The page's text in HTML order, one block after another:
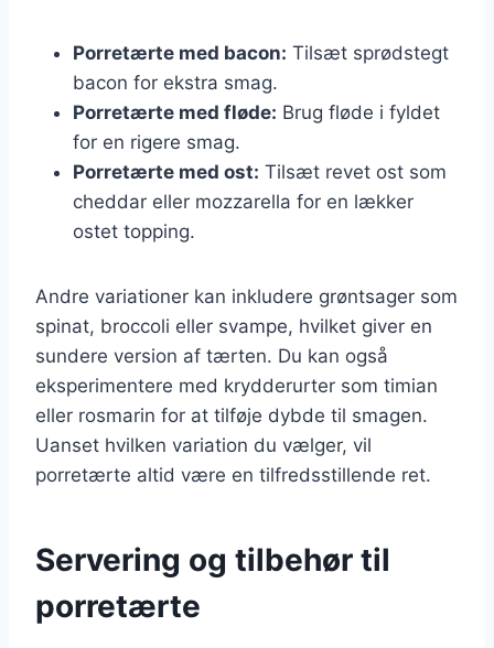
Porretærte med bacon: Tilsæt sprødstegt
bacon for ekstra smag.
Porretærte med fløde: Brug fløde i fyldet
for en rigere smag.
Porretærte med ost: Tilsæt revet ost som
cheddar eller mozzarella for en lækker
ostet topping.
Andre variationer kan inkludere grøntsager som
spinat, broccoli eller svampe, hvilket giver en
sundere version af tærten. Du kan også
eksperimentere med krydderurter som timian
eller rosmarin for at tilføje dybde til smagen.
Uanset hvilken variation du vælger, vil
porretærte altid være en tilfredsstillende ret.
Servering og tilbehør til
porretærte